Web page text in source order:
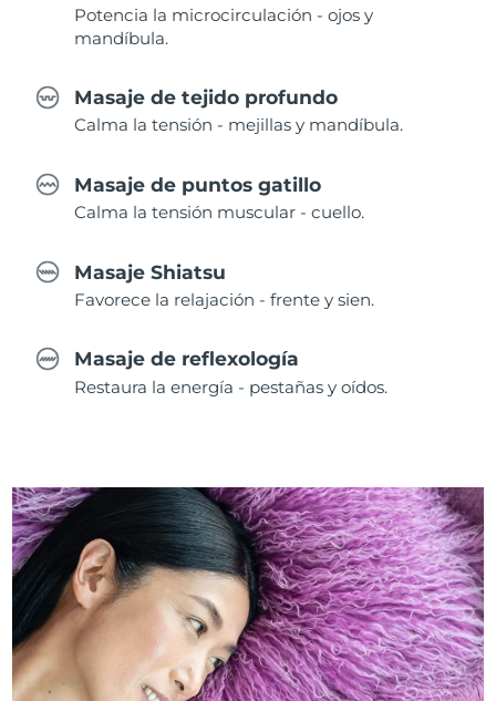
Potencia la microcirculación - ojos y
mandíbula.
Masaje de tejido profundo
Calma la tensión - mejillas y mandíbula.
Masaje de puntos gatillo
Calma la tensión muscular - cuello.
Masaje Shiatsu
Favorece la relajación - frente y sien.
Masaje de reflexología
Restaura la energía - pestañas y oídos.